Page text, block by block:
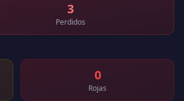
3
Perdidos
0
Rojas